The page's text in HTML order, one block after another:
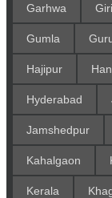
Garhwa
Gumla
Hajipur
Hyderabad
Jamshedpur
Kahalgaon
Kerala